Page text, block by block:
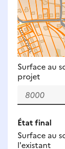
espaces
définitifs et
Nouveaux
Surface au
projet
État final
Surface au
l'existant